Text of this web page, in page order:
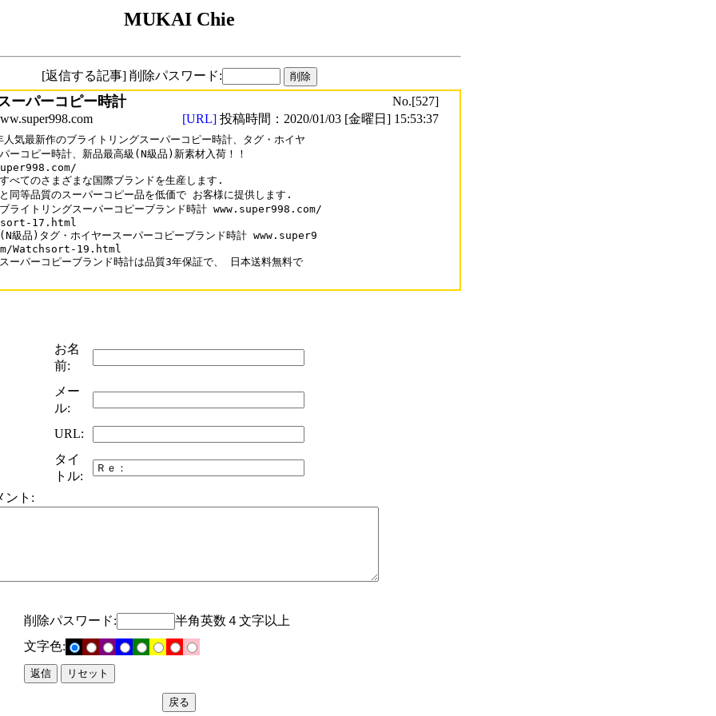
MUKAI Chie
[返信する記事] 削除パスワード:
ーパーコピー時計
No.[527]
[URL] 投稿時間：2020/01/03 [金曜日] 15:53:37
気最新作のブライトリングスーパーコピー時計、タグ・ホイヤ
ーコピー時計、新品最高級(N級品)新素材入荷！！
べてのさまざまな国際ブランドを生産します.
同等品質のスーパーコピー品を低価で お客様に提供します.
ライトリングスーパーコピーブランド時計 www.super998.com/
17.html
級品)タグ・ホイヤースーパーコピーブランド時計 www.super9
Watchsort-19.html
ーパーコピーブランド時計は品質3年保証で、 日本送料無料で
お名
前:
メー
ル:
URL:
タイ
トル:
ント:
削除パスワード:
半角英数４文字以上
文字色: